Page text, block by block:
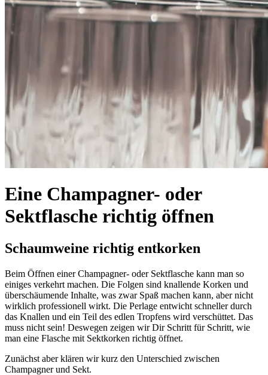
Eine Champagner- oder
Sektflasche richtig öffnen
Schaumweine richtig entkorken
Beim Öffnen einer Champagner- oder Sektflasche kann man so
einiges verkehrt machen. Die Folgen sind knallende Korken und
überschäumende Inhalte, was zwar Spaß machen kann, aber nicht
wirklich professionell wirkt. Die Perlage entwicht schneller durch
das Knallen und ein Teil des edlen Tropfens wird verschüttet. Das
muss nicht sein! Deswegen zeigen wir Dir Schritt für Schritt, wie
man eine Flasche mit Sektkorken richtig öffnet.
Zunächst aber klären wir kurz den Unterschied zwischen
Champagner und Sekt.